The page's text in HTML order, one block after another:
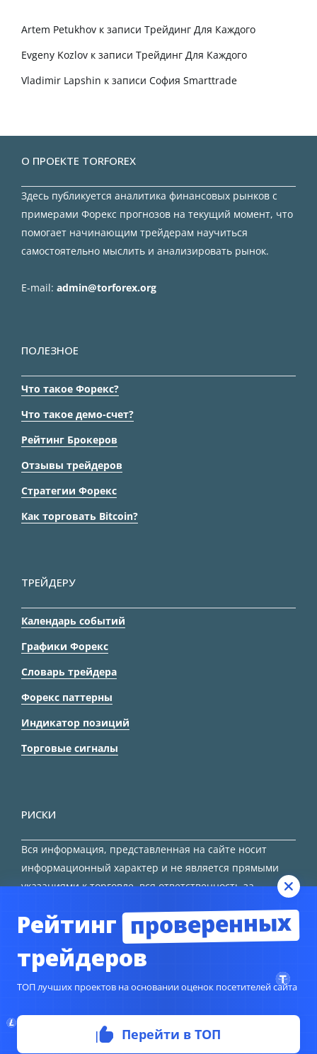
Artem Petukhov к записи Трейдинг Для Каждого
Evgeny Kozlov к записи Трейдинг Для Каждого
Vladimir Lapshin к записи София Smarttrade
О ПРОЕКТЕ TORFOREX
Здесь публикуется аналитика финансовых рынков с
примерами Форекс прогнозов на текущий момент, что
помогает начинающим трейдерам научиться
самостоятельно мыслить и анализировать рынок.
E-mail: admin@torforex.org
ПОЛЕЗНОЕ
Что такое Форекс?
Что такое демо-счет?
Рейтинг Брокеров
Отзывы трейдеров
Стратегии Форекс
Как торговать Bitcoin?
ТРЕЙДЕРУ
Календарь событий
Графики Форекс
Словарь трейдера
Форекс паттерны
Индикатор позиций
Торговые сигналы
РИСКИ
Вся информация, представленная на сайте носит
информационный характер и не является прямыми
указаниями к торговле, вся ответственность за
© Copyright 2024TORFOREX.COM
Рейтинг проверенных
трейдеров
ТОП лучших проектов на основании оценок посетителей сайта
Перейти в ТОП